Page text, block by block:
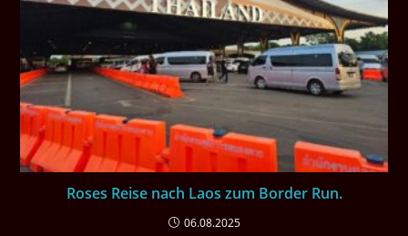
Roses Reise nach Laos zum Border Run.
06.08.2025